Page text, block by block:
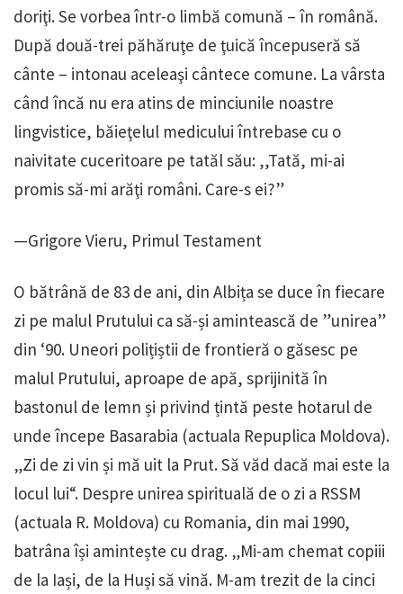
doriţi. Se vorbea într-o limbă comună – în română.
După două-trei păhăruţe de ţuică începuseră să
cânte – intonau aceleaşi cântece comune. La vârsta
când încă nu era atins de minciunile noastre
lingvistice, băieţelul medicului întrebase cu o
naivitate cuceritoare pe tatăl său: ,,Tată, mi-ai
promis să-mi arăţi români. Care-s ei?”
—Grigore Vieru, Primul Testament
O bătrână de 83 de ani, din Albița se duce în fiecare
zi pe malul Prutului ca să-și amintească de ”unirea”
din ‘90. Uneori polițiștii de frontieră o găsesc pe
malul Prutului, aproape de apă, sprijinită în
bastonul de lemn și privind țintă peste hotarul de
unde începe Basarabia (actuala Repuplica Moldova).
„Zi de zi vin și mă uit la Prut. Să văd dacă mai este la
locul lui“. Despre unirea spirituală de o zi a RSSM
(actuala R. Moldova) cu Romania, din mai 1990,
batrâna își amintește cu drag. „Mi-am chemat copiii
de la Iași, de la Huși să vină. M-am trezit de la cinci